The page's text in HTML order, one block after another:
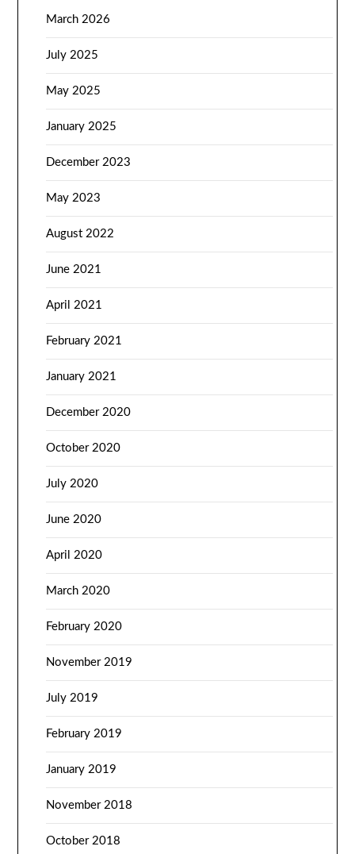
March 2026
July 2025
May 2025
January 2025
December 2023
May 2023
August 2022
June 2021
April 2021
February 2021
January 2021
December 2020
October 2020
July 2020
June 2020
April 2020
March 2020
February 2020
November 2019
July 2019
February 2019
January 2019
November 2018
October 2018